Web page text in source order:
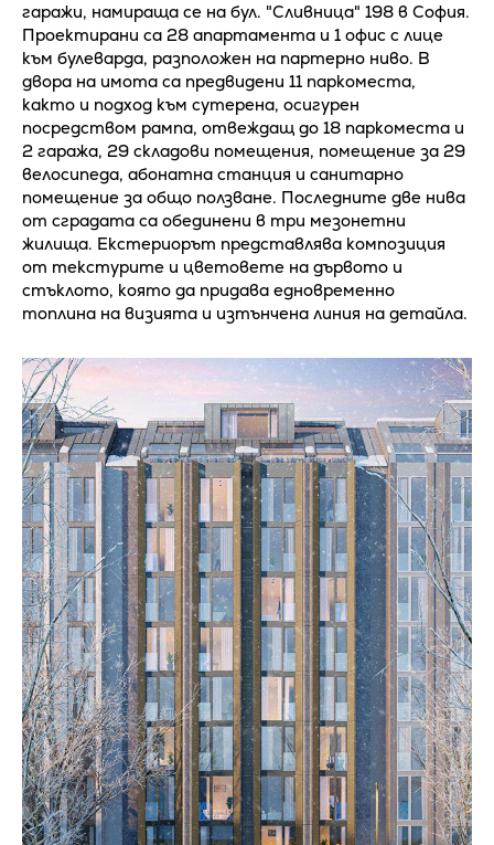
гаражи, намираща се на бул. "Сливница" 198 в София.
Проектирани са 28 апартамента и 1 офис с лице
към булеварда, разположен на партерно ниво. В
двора на имота са предвидени 11 паркоместа,
както и подход към сутерена, осигурен
посредством рампа, отвеждащ до 18 паркоместа и
2 гаража, 29 складови помещения, помещение за 29
велосипеда, абонатна станция и санитарно
помещение за общо ползване. Последните две нива
от сградата са обединени в три мезонетни
жилища. Екстериорът представлява композиция
от текстурите и цветовете на дървото и
стъклото, която да придава едновременно
топлина на визията и изтънчена линия на детайла.